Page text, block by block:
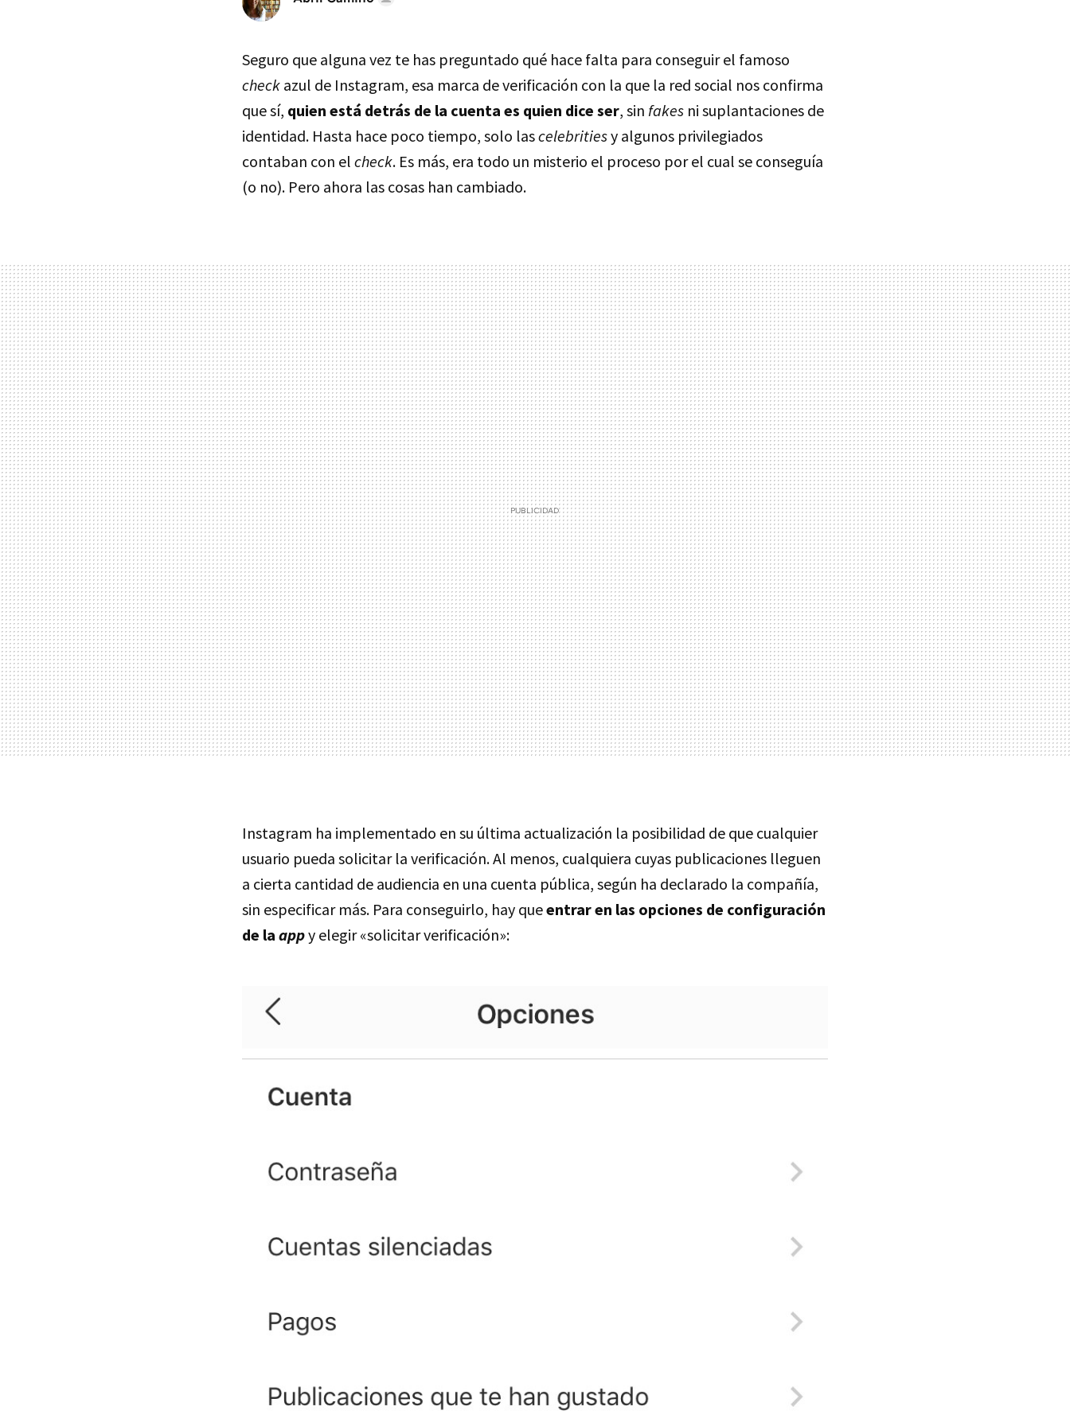
Seguro que alguna vez te has preguntado qué hace falta para conseguir el famoso
check azul de Instagram, esa marca de verificación con la que la red social nos confirma
que sí, quien está detrás de la cuenta es quien dice ser, sin fakes ni suplantaciones de
identidad. Hasta hace poco tiempo, solo lascelebritiesy algunos privilegiados
contaban con el check. Es más, era todo un misterio el proceso por el cual se conseguía
(o no). Pero ahora las cosas han cambiado.
Instagram ha implementado en su última actualización la posibilidad de que cualquier
usuario pueda solicitar la verificación. Al menos, cualquiera cuyas publicaciones lleguen
a cierta cantidad de audiencia en una cuenta pública, según ha declarado la compañía,
sin especificar más. Para conseguirlo, hay queentrar en las opciones de configuración
de la appy elegir «solicitar verificación»: